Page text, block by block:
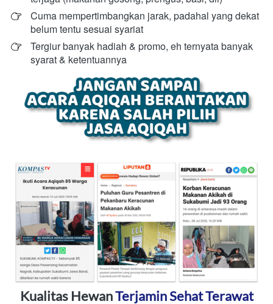
Cuma mempertimbangkan jarak, padahal yang dekat
belum tentu sesuai syariat
Tergiur banyak hadiah & promo, eh ternyata banyak
syarat & ketentuannya
Kualitas Hewan Terjamin Sehat Terawat